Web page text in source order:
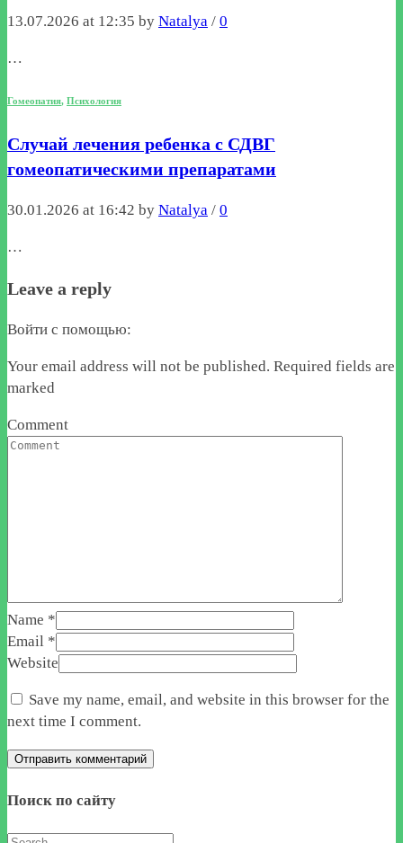
13.07.2026 at 12:35 by Natalya / 0
…
Гомеопатия, Психология
Случай лечения ребенка с СДВГ
гомеопатическими препаратами
30.01.2026 at 16:42 by Natalya / 0
…
Leave a reply
Войти с помощью:
Your email address will not be published. Required fields are
marked
Comment
Name *
Email *
Website
Save my name, email, and website in this browser for the
next time I comment.
Поиск по сайту